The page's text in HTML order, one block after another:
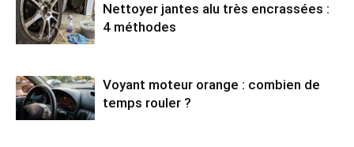
Nettoyer jantes alu très encrassées :
4 méthodes
Voyant moteur orange : combien de
temps rouler ?